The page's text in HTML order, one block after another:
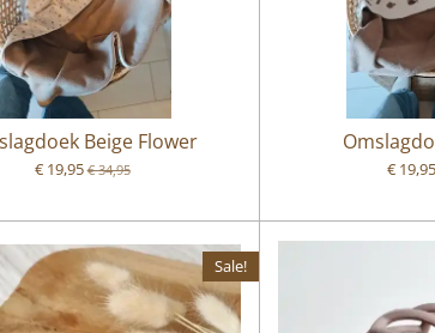
Beige Flower
€ 19,95 € 34,95 € 19,95
Sale!